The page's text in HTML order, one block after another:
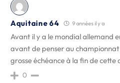
Aquitaine 64 9 années il y a
Avant il y a le mondial allemand
avant de penser au championnat
grosse échéance à la fin de cette
0